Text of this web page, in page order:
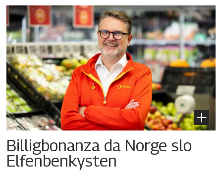
Billigbonanza da Norge slo
Elfenbenkysten